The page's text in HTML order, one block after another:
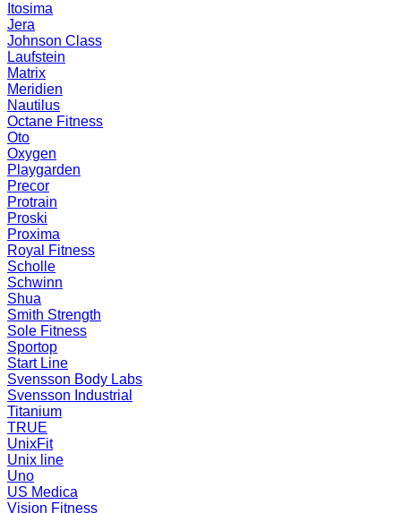
Itosima
Jera
Johnson Class
Laufstein
Matrix
Meridien
Nautilus
Octane Fitness
Oto
Oxygen
Playgarden
Precor
Protrain
Proski
Proxima
Royal Fitness
Scholle
Schwinn
Shua
Smith Strength
Sole Fitness
Sportop
Start Line
Svensson Body Labs
Svensson Industrial
Titanium
TRUE
UnixFit
Unix line
Uno
US Medica
Vision Fitness